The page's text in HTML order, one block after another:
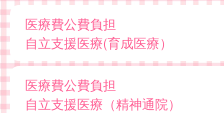
医療費公費負担
自立支援医療(育成医療）
医療費公費負担
自立支援医療（精神通院）